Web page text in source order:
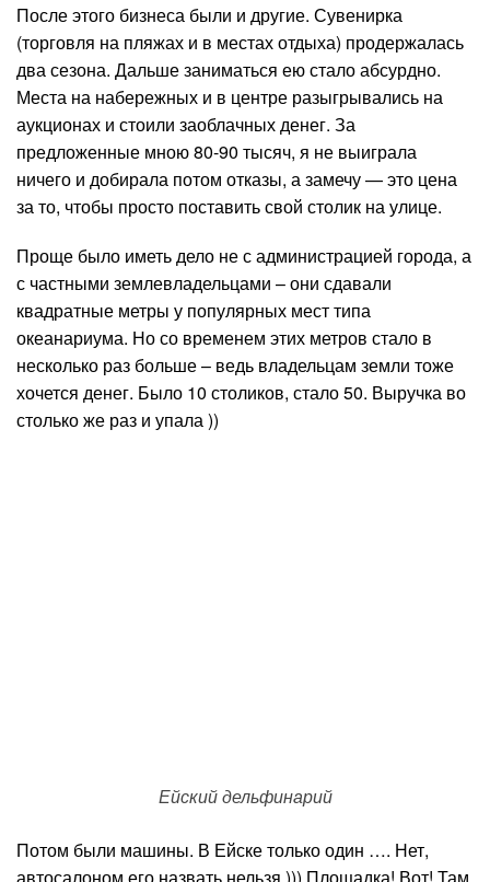
После этого бизнеса были и другие. Сувенирка
(торговля на пляжах и в местах отдыха) продержалась
два сезона. Дальше заниматься ею стало абсурдно.
Места на набережных и в центре разыгрывались на
аукционах и стоили заоблачных денег. За
предложенные мною 80-90 тысяч, я не выиграла
ничего и добирала потом отказы, а замечу — это цена
за то, чтобы просто поставить свой столик на улице.
Проще было иметь дело не с администрацией города, а
с частными землевладельцами – они сдавали
квадратные метры у популярных мест типа
океанариума. Но со временем этих метров стало в
несколько раз больше – ведь владельцам земли тоже
хочется денег. Было 10 столиков, стало 50. Выручка во
столько же раз и упала ))
Ейский дельфинарий
Потом были машины. В Ейске только один …. Нет,